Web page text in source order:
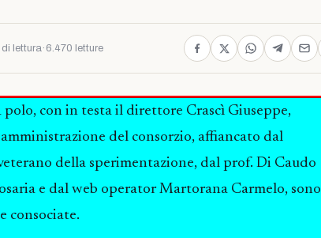
di lettura· 6.470 letture
con in testa il direttore Crascì Giuseppe,
del consorzio, affiancato dal
della sperimentazione, dal prof. Di Caudo
e dal web operator Martorana Carmelo, sono
consociate.